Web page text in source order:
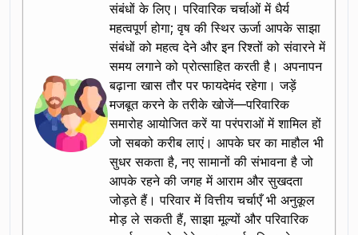
संबंधों के लिए। परिवारिक चर्चाओं में धैर्य
महत्वपूर्ण होगा; वृष की स्थिर ऊर्जा आपके साझा
संबंधों को महत्व देने और इन रिश्तों को संवारने में
समय लगाने को प्रोत्साहित करती है। अपनापन
बढ़ाना खास तौर पर फायदेमंद रहेगा। जड़ें
मजबूत करने के तरीके खोजें—परिवारिक
समारोह आयोजित करें या परंपराओं में शामिल हों
जो सबको करीब लाएं। आपके घर का माहौल भी
सुधर सकता है, नए सामानों की संभावना है जो
आपके रहने की जगह में आराम और सुखदता
जोड़ते हैं। परिवार में वित्तीय चर्चाएँ भी अनुकूल
मोड़ ले सकती हैं, साझा मूल्यों और परिवारिक